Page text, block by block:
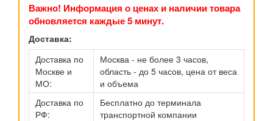
Важно! Информация о ценах и наличии товара
обновляется каждые 5 минут.
Доставка:
Доставка по
Москве и
МО:
Москва - не более 3 часов,
область - до 5 часов, цена от веса
и объема
Доставка по
РФ:
Бесплатно до терминала
транспортной компании